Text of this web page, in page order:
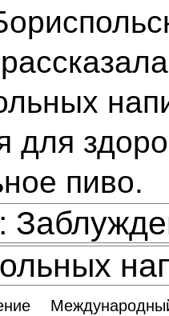
для
пиво.